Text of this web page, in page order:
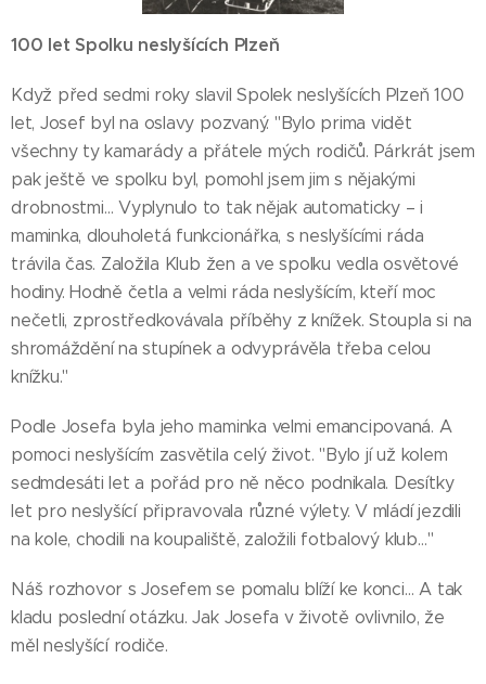
100 let Spolku neslyšících Plzeň
Když před sedmi roky slavil Spolek neslyšících Plzeň 100
let, Josef byl na oslavy pozvaný. "Bylo prima vidět
všechny ty kamarády a přátele mých rodičů. Párkrát jsem
pak ještě ve spolku byl, pomohl jsem jim s nějakými
drobnostmi… Vyplynulo to tak nějak automaticky – i
maminka, dlouholetá funkcionářka, s neslyšícími ráda
trávila čas. Založila Klub žen a ve spolku vedla osvětové
hodiny. Hodně četla a velmi ráda neslyšícím, kteří moc
nečetli, zprostředkovávala příběhy z knížek. Stoupla si na
shromáždění na stupínek a odvyprávěla třeba celou
knížku."
Podle Josefa byla jeho maminka velmi emancipovaná. A
pomoci neslyšícím zasvětila celý život. "Bylo jí už kolem
sedmdesáti let a pořád pro ně něco podnikala. Desítky
let pro neslyšící připravovala různé výlety. V mládí jezdili
na kole, chodili na koupaliště, založili fotbalový klub…"
Náš rozhovor s Josefem se pomalu blíží ke konci… A tak
kladu poslední otázku. Jak Josefa v životě ovlivnilo, že
měl neslyšící rodiče.